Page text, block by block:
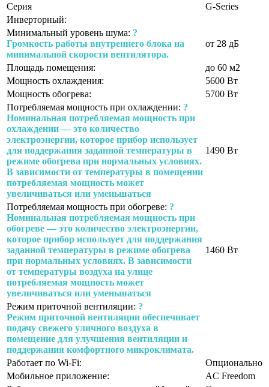
Серия
G-Series
Инверторный:
Минимальный уровень шума: ?
Громкость работы внутреннего блока на
минимальной скорости вентилятора.
от 28 дБ
Площадь помещения:
до 60 м2
Мощность охлаждения:
5600 Вт
Мощность обогрева:
5700 Вт
Потребляемая мощность при охлаждении: ?
Номинальная потребляемая мощность при
охлаждении — это количество
электроэнергии, которое прибор использует
для поддержания заданной температуры в
режиме обогрева при нормальных условиях.
В зависимости от температуры в помещении
потребляемая мощность может
увеличиваться или уменьшаться
1490 Вт
Потребляемая мощность при обогреве: ?
Номинальная потребляемая мощность при
обогреве — это количество электроэнергии,
которое прибор использует для поддержания
заданной температуры в режиме обогрева
при нормальных условиях. В зависимости
от температуры воздуха на улице
потребляемая мощность может
увеличиваться или уменьшаться
1460 Вт
Режим приточной вентиляции: ?
Режим приточной вентиляции обеспечивает
подачу свежего уличного воздуха в
помещение для улучшения вентиляции и
поддержания комфортного микроклимата.
Работает по Wi-Fi:
Опционально
Мобильное приложение:
AC Freedom